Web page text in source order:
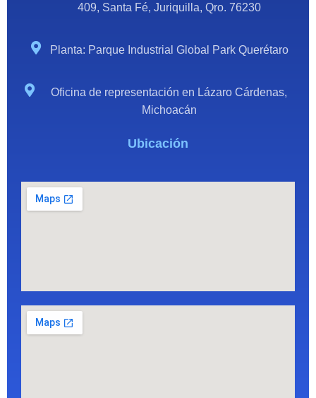
409, Santa Fé, Juriquilla, Qro. 76230
Planta: Parque Industrial Global Park Querétaro
Oficina de representación en Lázaro Cárdenas,
Michoacán
Ubicación